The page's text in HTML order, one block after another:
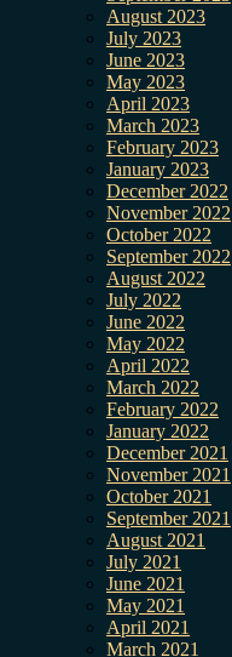
August 2023
July 2023
June 2023
May 2023
April 2023
March 2023
February 2023
January 2023
December 2022
November 2022
October 2022
September 2022
August 2022
July 2022
June 2022
May 2022
April 2022
March 2022
February 2022
January 2022
December 2021
November 2021
October 2021
September 2021
August 2021
July 2021
June 2021
May 2021
April 2021
March 2021